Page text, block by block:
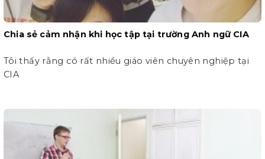
Chia sẻ cảm nhận khi học tập tại trường Anh ngữ CIA
Tôi thấy rằng có rất nhiều giáo viên chuyên nghiệp tại
CIA